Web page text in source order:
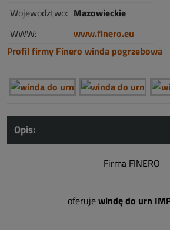
Wojewodztwo: Mazowieckie
WWW:
www.finero.eu
Profil firmy Finero winda pogrzebowa
Opis:
Firma FINERO
oferujewindę do urn